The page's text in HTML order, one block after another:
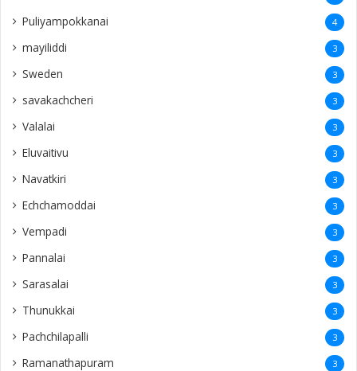
Puliyampokkanai 4
mayiliddi 3
Sweden 3
savakachcheri 3
Valalai 3
Eluvaitivu 3
Navatkiri 3
Echchamoddai 3
Vempadi 3
Pannalai 3
Sarasalai 3
Thunukkai 3
Pachchilapalli 3
Ramanathapuram 3